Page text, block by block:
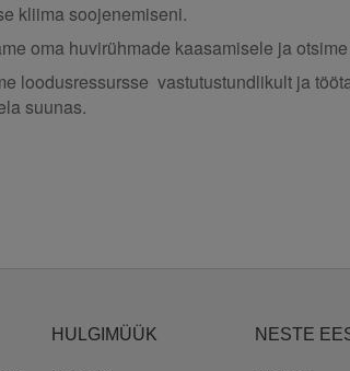
kliima soojenemiseni.
oma huvirühmade kaasamisele ja
loodusressursse vastutustundlikult ja
suunas.
HULGIMÜÜK NESTE